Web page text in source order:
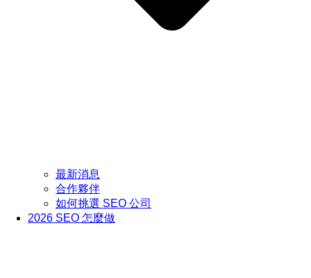
最新消息
合作夥伴
如何挑選 SEO 公司
2026 SEO 怎麼做